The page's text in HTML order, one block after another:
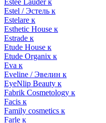
Estee Lauder к
Estel / Эстель к
Estelare к
Esthetic House к
Estrade к
Etude House к
Etude Organix к
Eva к
Eveline / Эвелин к
EyeNlip Beauty к
Fabrik Cosmetology к
Facis к
Family cosmetics к
Farle к